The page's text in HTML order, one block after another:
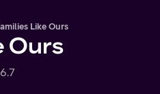
Like Ours
Ours
6.7